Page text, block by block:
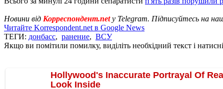
Новини від Корреспондент.netу Telegram. Підписуйтесь на
Читайте Korrespondent.net в Google News
ТЕГИ: донбасс, ранение, ВСУ
Якщо ви помітили помилку, виділіть необхідний текст і